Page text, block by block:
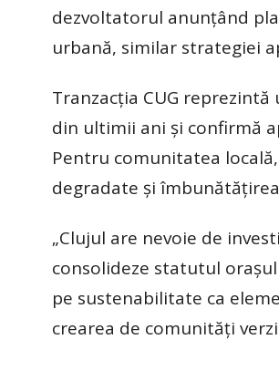
dezvoltatorul anunţând
urbană, similar strategiei
Tranzacţia CUG
din ultimii ani şi confirmă
Pentru comunitatea
degradate şi
„Clujul are nevoie de
consolideze statutul
pe sustenabilitate ca
crearea de comunităţi